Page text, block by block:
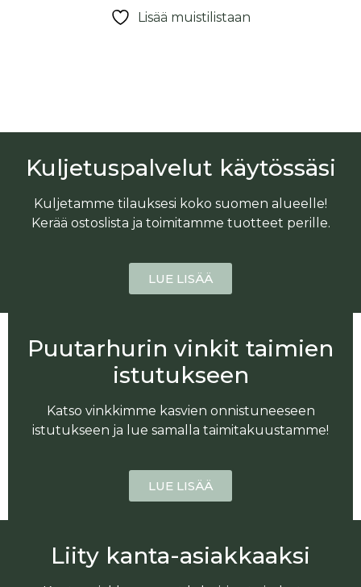
Lisää muistilistaan
Kuljetuspalvelut käytössäsi
Kuljetamme tilauksesi koko suomen alueelle!
Kerää ostoslista ja toimitamme tuotteet perille.
LUE LISÄÄ
Puutarhurin vinkit taimien
istutukseen
Katso vinkkimme kasvien onnistuneeseen
istutukseen ja lue samalla taimitakuustamme!
LUE LISÄÄ
Liity kanta-asiakkaaksi